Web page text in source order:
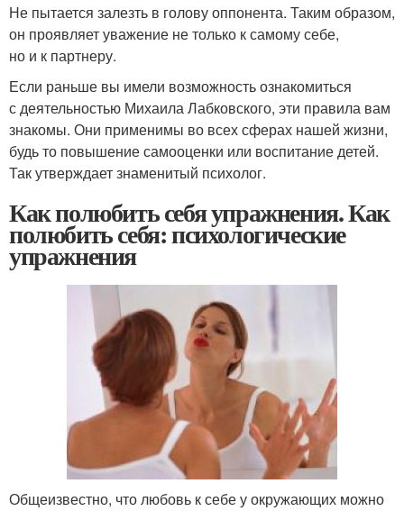
Не пытается залезть в голову оппонента. Таким образом,
он проявляет уважение не только к самому себе,
но и к партнеру.
Если раньше вы имели возможность ознакомиться
с деятельностью Михаила Лабковского, эти правила вам
знакомы. Они применимы во всех сферах нашей жизни,
будь то повышение самооценки или воспитание детей.
Так утверждает знаменитый психолог.
Как полюбить себя упражнения. Как
полюбить себя: психологические
упражнения
Общеизвестно, что любовь к себе у окружающих можно